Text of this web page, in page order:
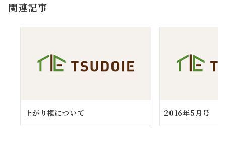
ン
関連記事
上がり框について 2016年5月号